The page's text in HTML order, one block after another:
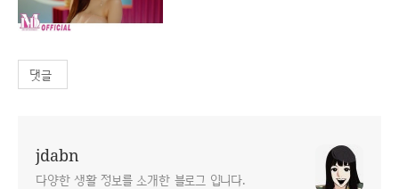
댓글
jdabn
다양한 생활 정보를 소개한 블로그 입니다.